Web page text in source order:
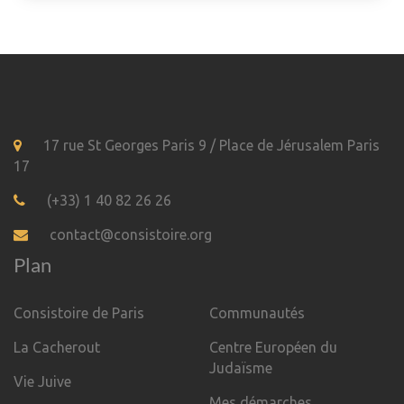
17 rue St Georges Paris 9 / Place de Jérusalem Paris
17
(+33) 1 40 82 26 26
contact@consistoire.org
Plan
Consistoire de Paris
La Cacherout
Vie Juive
Communautés
Centre Européen du
Judaïsme